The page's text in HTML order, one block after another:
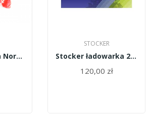
Muribrom Pasta Nora Difenacum 15 kg czerwona
STOCKER
Stocker ładowarka 21V 312/612/432/404/621/580...
120,00 zł